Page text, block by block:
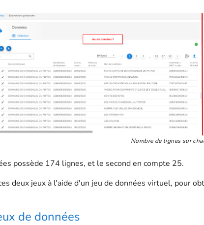
Nombre de lignes sur
possède 174 lignes, et le second en compte 25.
deux jeux à l'aide d'un jeu de données virtuel, pour
de données